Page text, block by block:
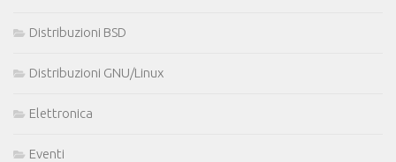
Distribuzioni BSD
Distribuzioni GNU/Linux
Elettronica
Eventi